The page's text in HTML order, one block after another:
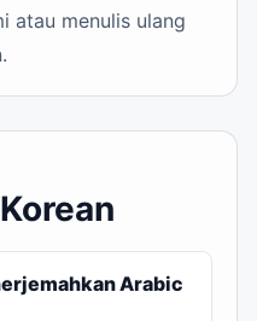
atau menulis ulang
Arabic